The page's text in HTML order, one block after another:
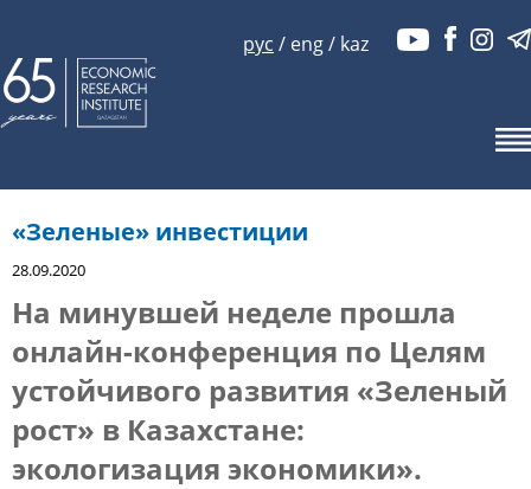
рус / eng/ kaz
«Зеленые» инвестиции
28.09.2020
На минувшей неделе прошла
онлайн-конференция по Целям
устойчивого развития «Зеленый
рост» в Казахстане:
экологизация экономики».